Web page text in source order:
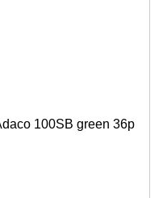
100SB green 36р